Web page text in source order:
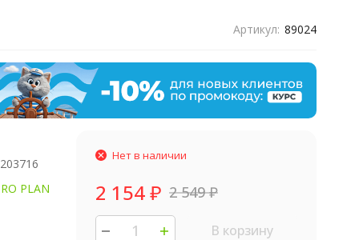
Артикул: 89024
PLAN
Нет в наличии
2 154₽ 2 549₽
В корзину